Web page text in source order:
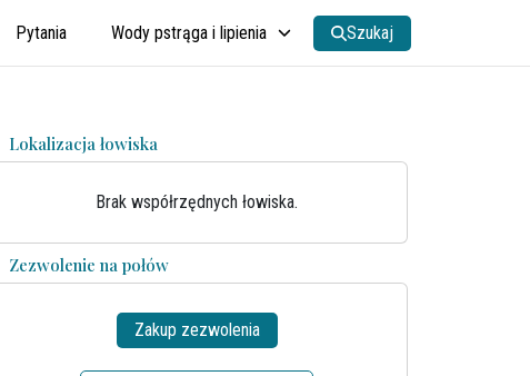
Pytania Wody pstrąga i lipienia Szukaj
Lokalizacja łowiska
Brak współrzędnych łowiska.
Zezwolenie na połów
Zakup zezwolenia